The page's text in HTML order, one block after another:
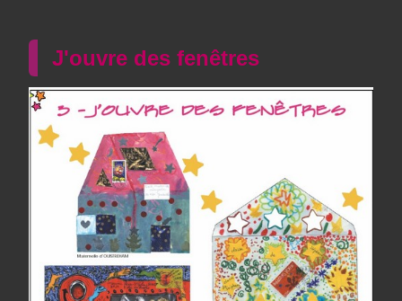
J'ouvre des fenêtres